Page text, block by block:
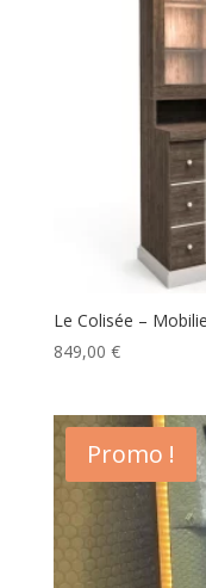
Le Colisée –
849,00 €
Promo !